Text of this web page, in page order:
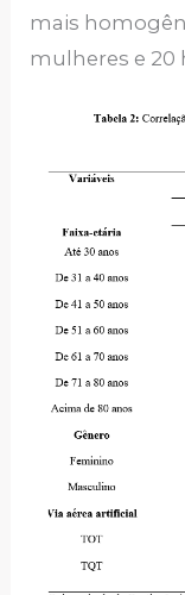
mais
mulheres e 20